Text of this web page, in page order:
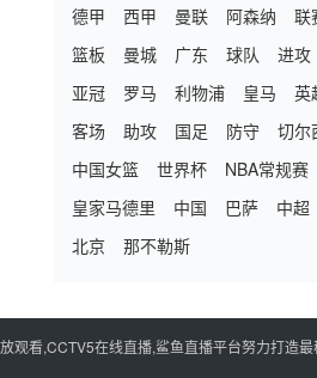
德甲
西甲 曼联 阿森纳 联
篮板
曼城 广东 球队 进攻
亚冠
罗马 利物浦 皇马 英
客场
助攻 国足 防守
切尔
中国女篮
世界杯 NBA常规赛
皇家马德里
中国 巴萨 中超
北京
那不勒斯
观看,CCTV5在线直播,鲨鱼直播平台努力打造